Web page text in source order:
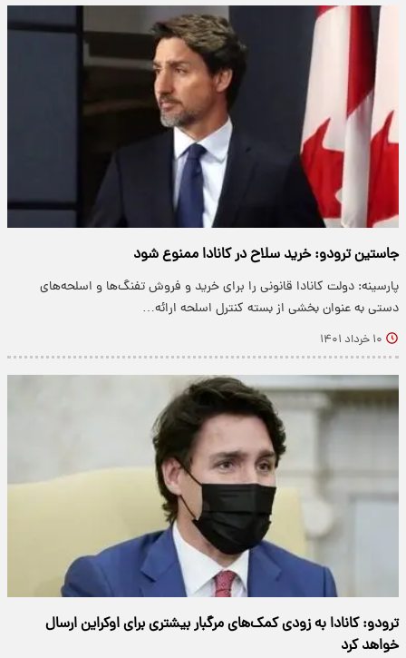
جاستین ترودو: خرید سلاح در کانادا ممنوع شود
پارسینه: دولت کانادا قانونی را برای خرید و فروش تفنگ‌ها و اسلحه‌های
دستی به عنوان بخشی از بسته کنترل اسلحه ارائه…
۱۰ خرداد ۱۴۰۱
ترودو: کانادا به زودی کمک‌های مرگبار بیشتری برای اوکراین ارسال
خواهد کرد